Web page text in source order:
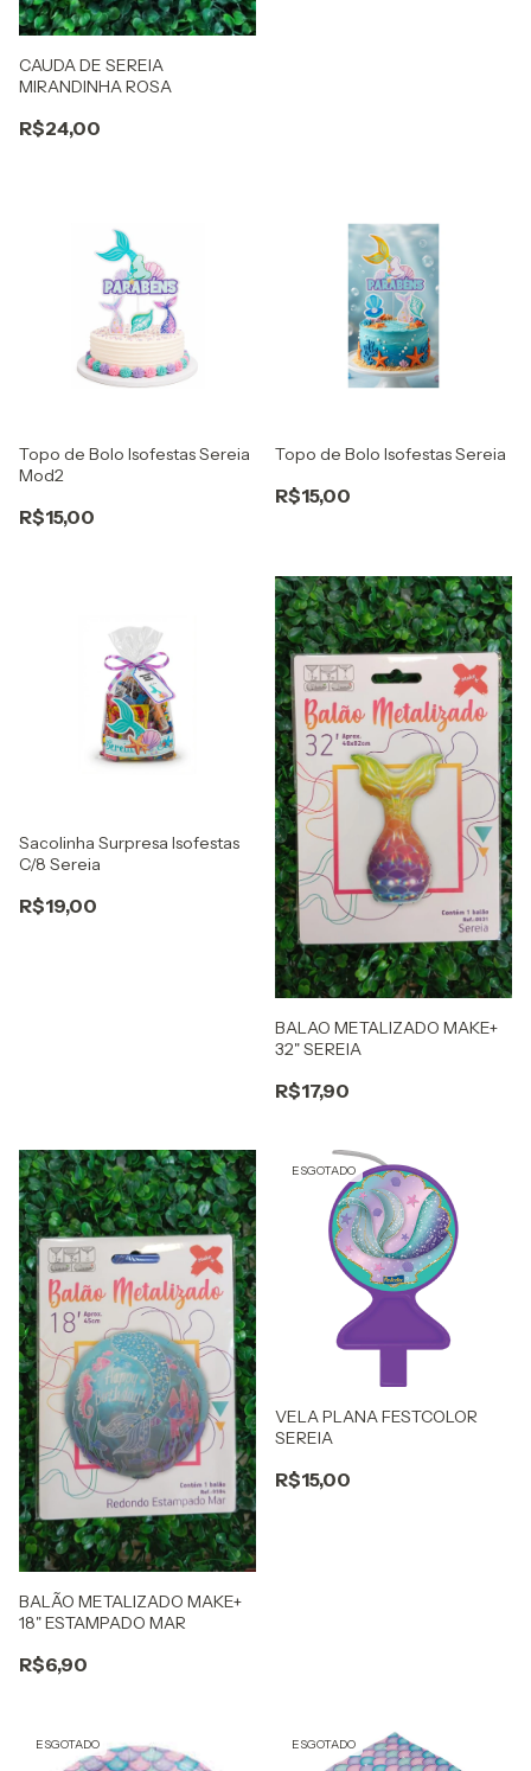
CAUDA DE SEREIA
MIRANDINHA ROSA
R$24,00
Topo de Bolo Isofestas Sereia
Mod2
R$15,00
Topo de Bolo Isofestas Sereia
R$15,00
Sacolinha Surpresa Isofestas
C/8 Sereia
R$19,00
BALAO METALIZADO MAKE+
32" SEREIA
R$17,90
BALÃO METALIZADO MAKE+
18" ESTAMPADO MAR
R$6,90
ESGOTADO
VELA PLANA FESTCOLOR
SEREIA
R$15,00
ESGOTADO ESGOTADO